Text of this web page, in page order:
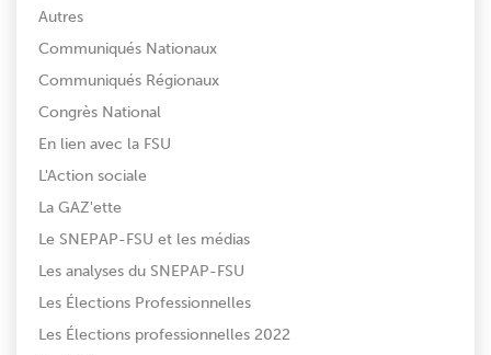
Autres
Communiqués Nationaux
Communiqués Régionaux
Congrès National
En lien avec la FSU
L'Action sociale
La GAZ'ette
Le SNEPAP-FSU et les médias
Les analyses du SNEPAP-FSU
Les Élections Professionnelles
Les Élections professionnelles 2022